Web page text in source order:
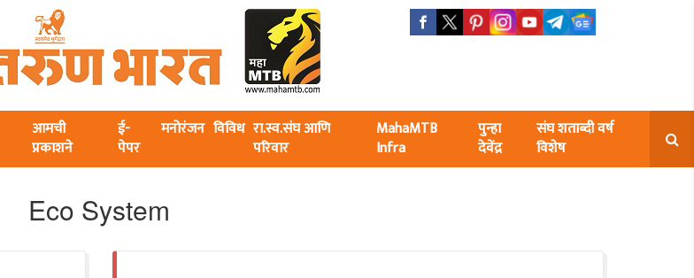
आमची
प्रकाशने
ई-
पेपर
मनोरंजन विविध रा.स्व.संघ आणि
परिवार
MahaMTB
Infra
पुन्हा
देवेंद्र
संघ शताब्दी वर्ष
विशेष
Eco System